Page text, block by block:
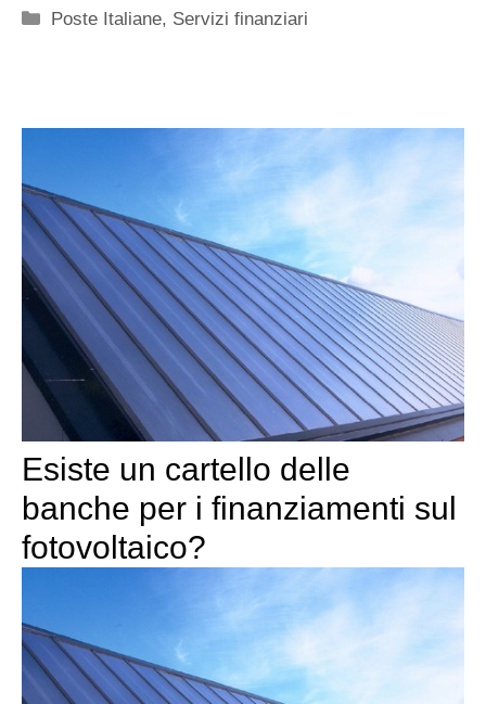
Categorie
Poste Italiane, Servizi finanziari
Esiste un cartello delle
banche per i finanziamenti sul
fotovoltaico?